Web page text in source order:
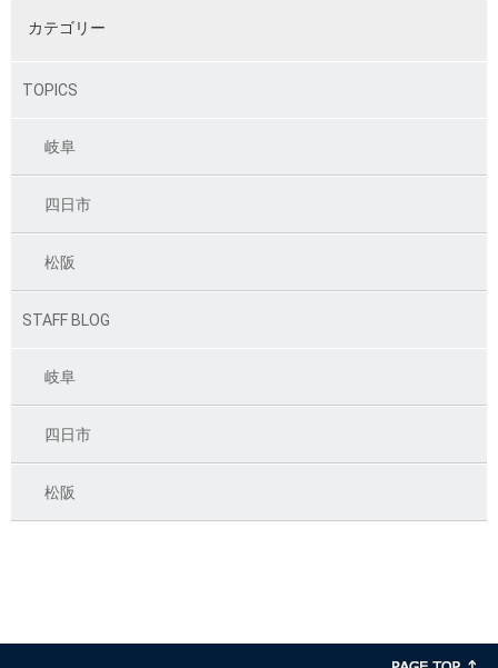
カテゴリー
TOPICS
岐阜
四日市
松阪
STAFF BLOG
岐阜
四日市
松阪